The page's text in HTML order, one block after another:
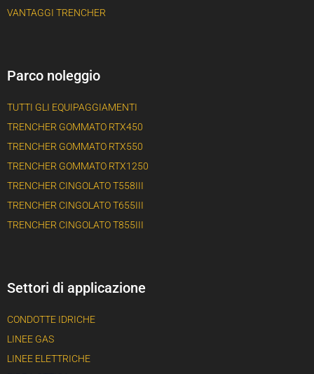
VANTAGGI TRENCHER
Parco noleggio
TUTTI GLI EQUIPAGGIAMENTI
TRENCHER GOMMATO RTX450
TRENCHER GOMMATO RTX550
TRENCHER GOMMATO RTX1250
TRENCHER CINGOLATO T558III
TRENCHER CINGOLATO T655III
TRENCHER CINGOLATO T855III
Settori di applicazione
CONDOTTE IDRICHE
LINEE GAS
LINEE ELETTRICHE